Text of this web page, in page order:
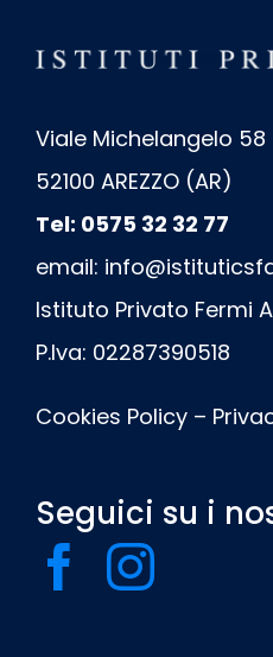
Viale Michelangelo 58
52100 AREZZO (AR)
Tel: 0575 32 32 77
email:
Istituto Privato Fermi
P.Iva: 02287390518
Cookies Policy–
Seguici su i